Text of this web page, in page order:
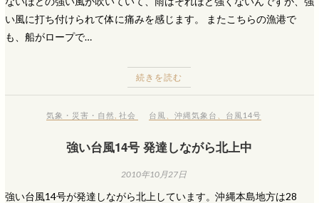
い風に打ち付けられて体に痛みを感じます。 またこちらの漁港で
も、船がロープで…
続きを読む
気象・災害・自然 ,社会 台風 、沖縄気象台 台風14号
強い台風14号 発達しながら北上中
2010年10月27日
強い台風14号が発達しながら北上しています。沖縄本島地方は28